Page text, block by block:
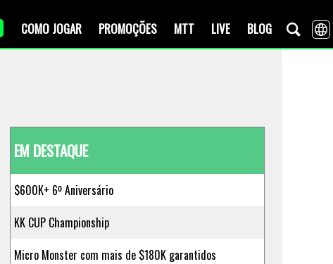
BLOG
LIVE
MTT
PROMOÇÕES
COMO JOGAR
EM DESTAQUE
$600K+ 6º Aniversário
KK CUP Championship
Micro Monster com mais de $180K garantidos